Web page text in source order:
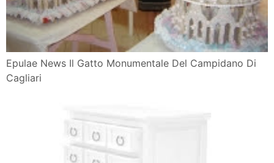
Epulae News Il Gatto Monumentale Del Campidano Di
Cagliari